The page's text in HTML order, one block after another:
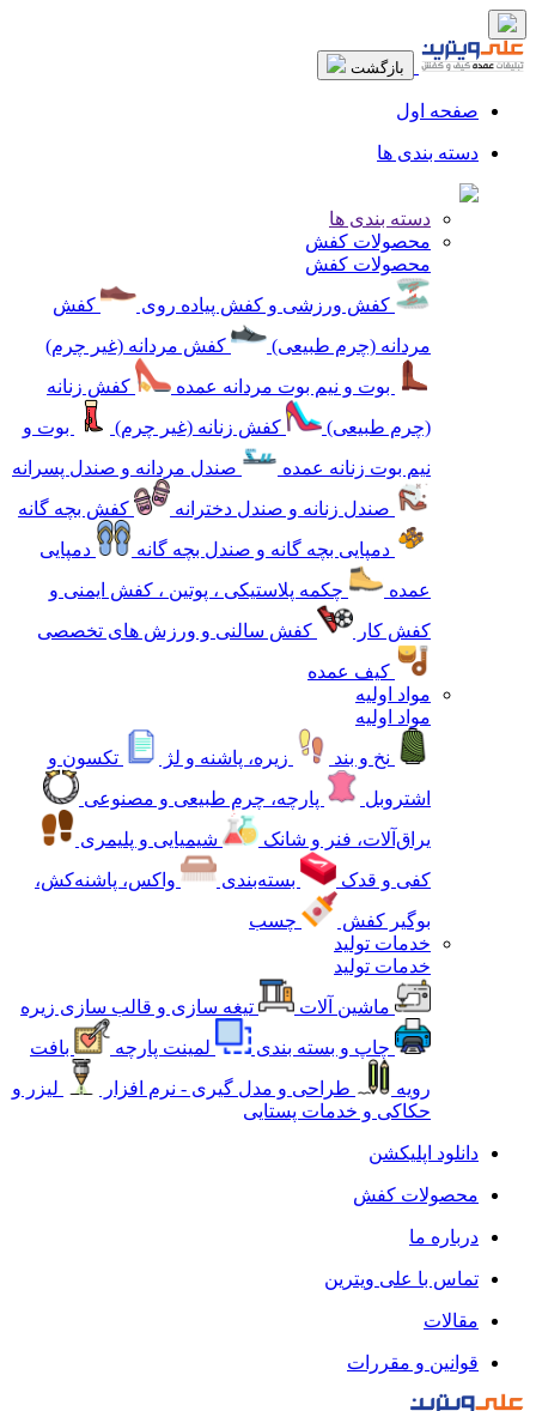
بازگشت
صفحه اول
دسته بندی ها
دسته بندی ها
محصولات کفش
محصولات کفش
کفش ورزشی و کفش پیاده روی
کفش
مردانه (چرم طبیعی)
کفش مردانه (غیر چرم)
بوت و نیم بوت مردانه عمده
کفش زنانه
(چرم طبیعی)
کفش زنانه (غیر چرم)
بوت و
نیم بوت زنانه عمده
صندل مردانه و صندل پسرانه
صندل زنانه و صندل دخترانه
کفش بچه گانه
دمپایی بچه گانه و صندل بچه گانه
دمپایی
عمده
چکمه پلاستیکی ، پوتین ، کفش ایمنی و
کفش کار
کفش سالنی و ورزش های تخصصی
کیف عمده
مواد اولیه
مواد اولیه
نخ و بند
زیره، پاشنه و لژ
تکسون و
اشتروبل
پارچه، چرم طبیعی و مصنوعی
یراق‌آلات، فنر و شانک
شیمیایی و پلیمری
کفی و قدک
بسته‌بندی
واکس، پاشنه‌کش،
بوگیر کفش
چسب
خدمات تولید
خدمات تولید
ماشین آلات
تیغه سازی و قالب سازی زیره
چاپ و بسته بندی
لمینت پارچه
بافت
رویه
طراحی و مدل گیری - نرم افزار
لیزر و
حکاکی و خدمات پستایی
دانلود اپلیکشن
محصولات کفش
درباره ما
تماس با علی ویترین
مقالات
قوانین و مقررات